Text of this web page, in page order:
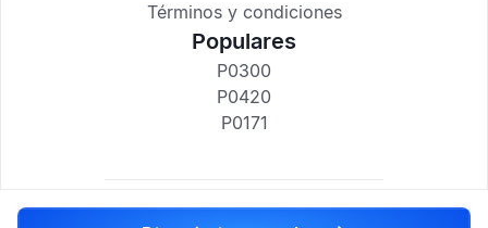
Términos y condiciones
Populares
P0300
P0420
P0171